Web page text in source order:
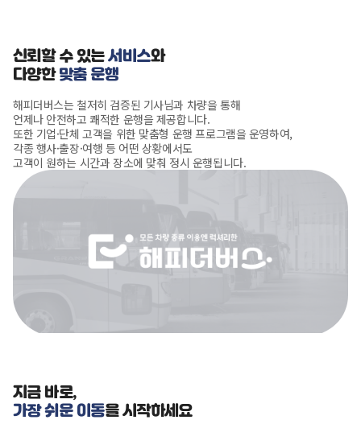
신뢰할 수 있는서비스와
다양한맞춤 운행
해피더버스는 철저히 검증된 기사님과 차량을 통해
언제나 안전하고 쾌적한 운행을 제공합니다.
또한 기업·단체 고객을 위한 맞춤형 운행 프로그램을 운영하여,
각종 행사·출장·여행 등 어떤 상황에서도
고객이 원하는 시간과 장소에 맞춰 정시 운행됩니다.
지금 바로,
가장 쉬운 이동을 시작하세요